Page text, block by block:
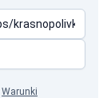
Warunki